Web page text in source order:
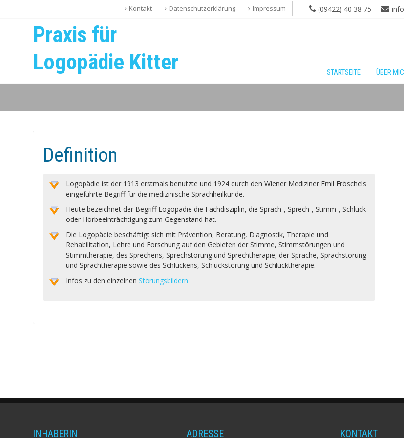
Kontakt Datenschutzerklärung Impressum (09422) 40 38 75
Praxis für
Logopädie Kitter
STARTSEITE ÜBER
Definition
Logopädie ist der 1913 erstmals benutzte und 1924 durch den Wiener Mediziner Emil Fröschels
eingeführte Begriff für die medizinische Sprachheilkunde.
Heute bezeichnet der Begriff Logopädie die Fachdisziplin, die Sprach-, Sprech-, Stimm-, Schluck-
oder Hörbeeinträchtigung zum Gegenstand hat.
Die Logopädie beschäftigt sich mit Prävention, Beratung, Diagnostik, Therapie und
Rehabilitation, Lehre und Forschung auf den Gebieten der Stimme, Stimmstörungen und
Stimmtherapie, des Sprechens, Sprechstörung und Sprechtherapie, der Sprache, Sprachstörung
und Sprachtherapie sowie des Schluckens, Schluckstörung und Schlucktherapie.
Infos zu den einzelnenStörungsbildern
INHABERIN ADRESSE KONTAKT